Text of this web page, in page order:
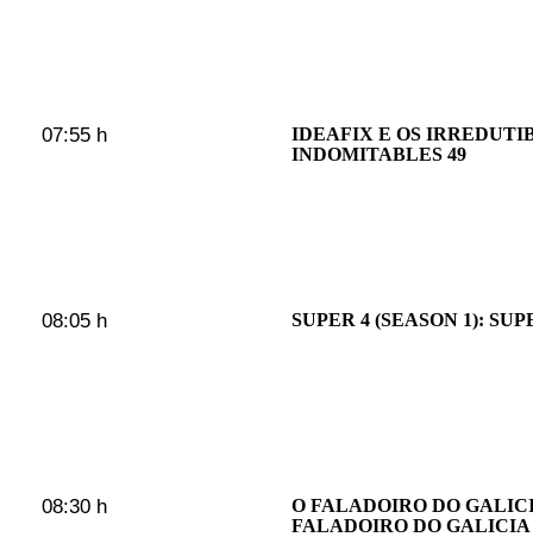
07:55 h
IDEAFIX E OS
INDOMITABLES 49
08:05 h SUPER 4 (SEASON 1):
08:30 h
O FALADOIRO DO
FALADOIRO DO GALICIA